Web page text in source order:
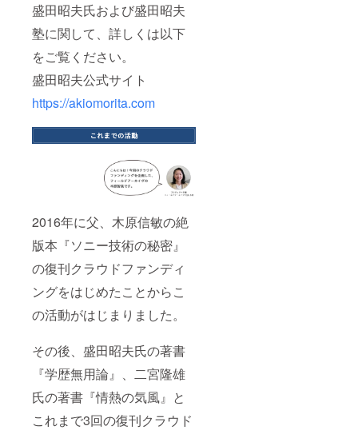
盛田昭夫氏および盛田昭夫
塾に関して、詳しくは以下
をご覧ください。
盛田昭夫公式サイト
https://akiomorita.com
2016年に父、木原信敏の絶
版本『ソニー技術の秘密』
の復刊クラウドファンディ
ングをはじめたことからこ
の活動がはじまりました。
その後、盛田昭夫氏の著書
『学歴無用論』、二宮隆雄
氏の著書『情熱の気風』と
これまで3回の復刊クラウド